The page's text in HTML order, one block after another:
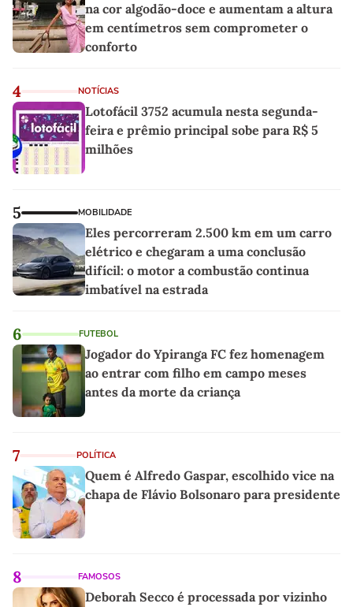
na cor algodão-doce e aumentam a altura
em centímetros sem comprometer o
conforto
4 NOTÍCIAS
Lotofácil 3752 acumula nesta segunda-
feira e prêmio principal sobe para R$ 5
milhões
5 MOBILIDADE
Eles percorreram 2.500 km em um carro
elétrico e chegaram a uma conclusão
difícil: o motor a combustão continua
imbatível na estrada
6 FUTEBOL
Jogador do Ypiranga FC fez homenagem
ao entrar com filho em campo meses
antes da morte da criança
7 POLÍTICA
Quem é Alfredo Gaspar, escolhido vice na
chapa de Flávio Bolsonaro para presidente
8 FAMOSOS
Deborah Secco é processada por vizinho